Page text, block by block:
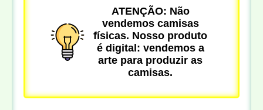
ATENÇÃO: Não
vendemos camisas
físicas. Nosso produto
é digital: vendemos a
arte para produzir as
camisas.